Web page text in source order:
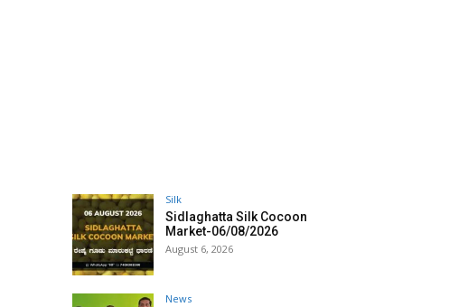
Silk
Sidlaghatta Silk Cocoon
Market-06/08/2026
August 6, 2026
News